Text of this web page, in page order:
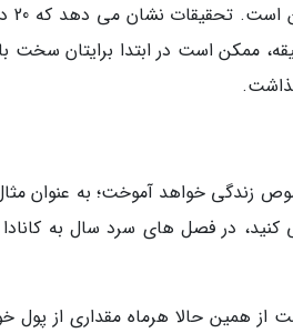
دردنیا
با 2 ساعت خواب است. اگرچه تمرکزکردن، آن هم به مدت 20 دقیقه، ممکن است در ابتدا
زندگی خواهد آموخت؛ به عنوان
کنید، در فصل های سرد سال به
همین حالا هرماه مقداری از پول